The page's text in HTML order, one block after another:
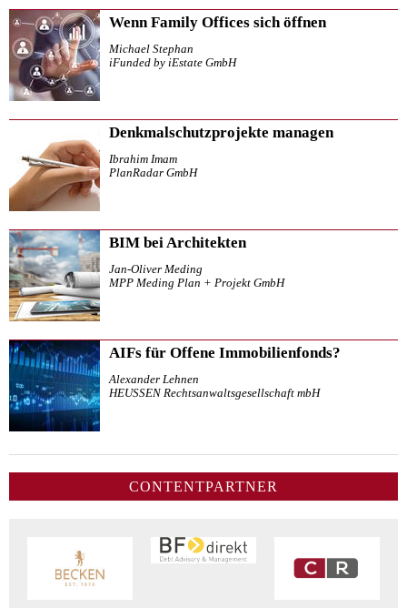
Wenn Family Offices sich öffnen
Michael Stephan
iFunded by iEstate GmbH
Denkmalschutzprojekte managen
Ibrahim Imam
PlanRadar GmbH
BIM bei Architekten
Jan-Oliver Meding
MPP Meding Plan + Projekt GmbH
AIFs für Offene Immobilienfonds?
Alexander Lehnen
HEUSSEN Rechtsanwaltsgesellschaft mbH
CONTENTPARTNER